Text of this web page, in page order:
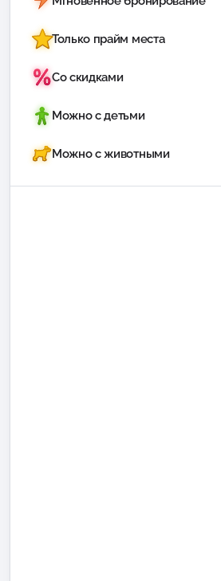
Только прайм места
Со скидками
Можно с детьми
Можно с животными